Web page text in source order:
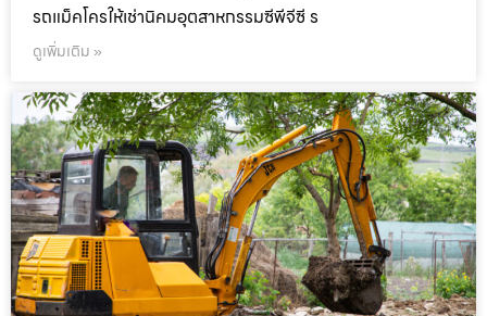
รถแม็คโครให้เช่านิคมอุตสาหกรรมซีพีจีซี ร
ดูเพิ่มเติม »